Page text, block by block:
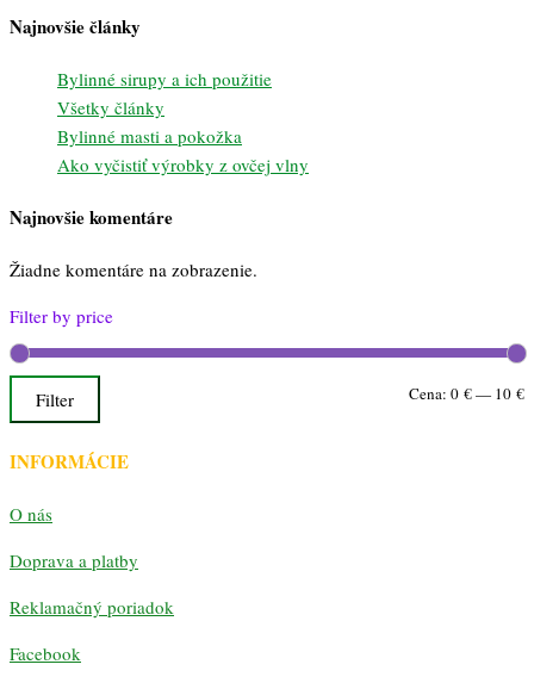
Najnovšie články
Bylinné sirupy a ich použitie
Všetky články
Bylinné masti a pokožka
Ako vyčistiť výrobky z ovčej vlny
Najnovšie komentáre
Žiadne komentáre na zobrazenie.
Filter by price
Filter Cena: 0 €— 10 €
INFORMÁCIE
O nás
Doprava a platby
Reklamačný poriadok
Facebook